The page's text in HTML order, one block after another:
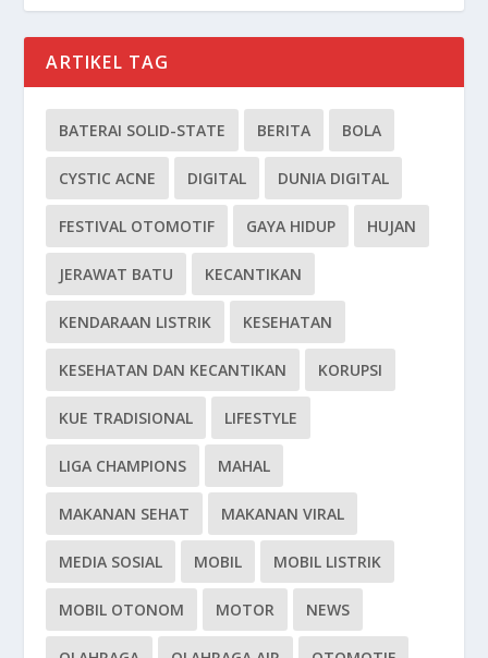
ARTIKEL TAG
BATERAI SOLID-STATE BERITA BOLA
CYSTIC ACNE DIGITAL DUNIA DIGITAL
FESTIVAL OTOMOTIF GAYA HIDUP HUJAN
JERAWAT BATU KECANTIKAN
KENDARAAN LISTRIK KESEHATAN
KESEHATAN DAN KECANTIKAN KORUPSI
KUE TRADISIONAL LIFESTYLE
LIGA CHAMPIONS MAHAL
MAKANAN SEHAT MAKANAN VIRAL
MEDIA SOSIAL MOBIL MOBIL LISTRIK
MOBIL OTONOM MOTOR NEWS